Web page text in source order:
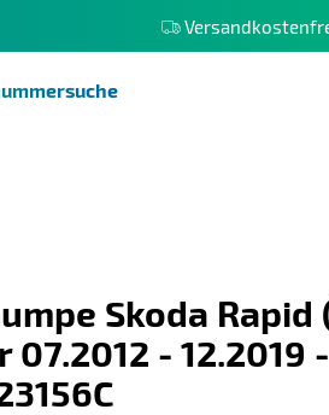
Skoda Rapid
07.2012 - 12.2019